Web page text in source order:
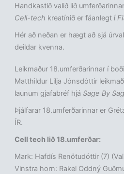
Handkastið valið lið
Cell-tech kreatínið er fáanlegt í
Hér að neðan er hægt að sjá
deildar kvenna.
Leikmaður 18.umferðarinnar í boði
Matthildur Lilja Jónsdóttir
launum gjafabréf hjá Sage By
Þjálfarar 18.umferðarinnar er
ÍR.
Cell tech lið 18.umferðar:
Mark: Hafdís Renötudóttir (7)
Vinstra horn: Rakel Oddný